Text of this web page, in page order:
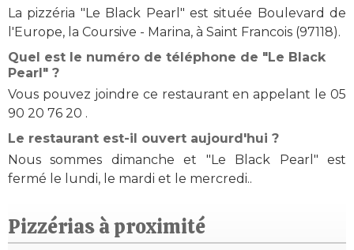
La pizzéria "Le Black Pearl" est située Boulevard de
l'Europe, la Coursive - Marina, à Saint Francois (97118).
Quel est le numéro de téléphone de "Le Black
Pearl" ?
Vous pouvez joindre ce restaurant en appelant le 05
90 20 76 20 .
Le restaurant est-il ouvert aujourd'hui ?
Nous sommes dimanche et "Le Black Pearl" est
fermé le lundi, le mardi et le mercredi..
Pizzérias à proximité